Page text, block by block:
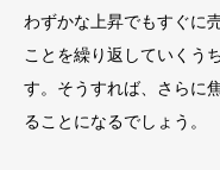
わずかな上昇でもすぐに
ことを繰り返していくう
す。 そうすれば、さらに
ることになるでしょう。